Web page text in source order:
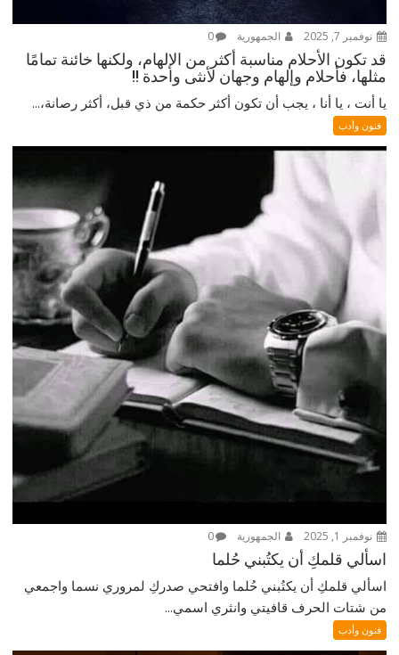
نوفمبر 7, 2025 الجمهورية 0
قد تكون الأحلام مناسبة أكثر من الإلهام، ولكنها خائنة تمامًا
مثلها، فأحلام وإلهام وجهان لأنثى واحدة !!
يا أنت ، يا أنا ، يجب أن تكون أكثر حكمة من ذي قبل، أكثر رصانة،...
فنون وأدب
نوفمبر 1, 2025 الجمهورية 0
اسألي قلمكِ أن يكتُبني حُلما
اسألي قلمكِ أن يكتُبني حُلما وافتحي صدركِ لمروري نسما واجمعي
من شتات الحرف قافيتي وانثري اسمي...
فنون وأدب